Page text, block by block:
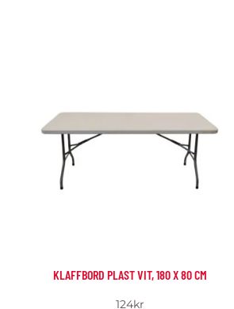
KLAFFBORD PLAST VIT, 180 X 80 CM
124kr